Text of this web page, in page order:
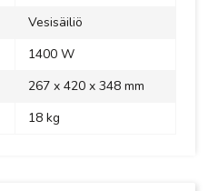
Vesisäiliö
1400 W
267 x 420 x 348 mm
18 kg